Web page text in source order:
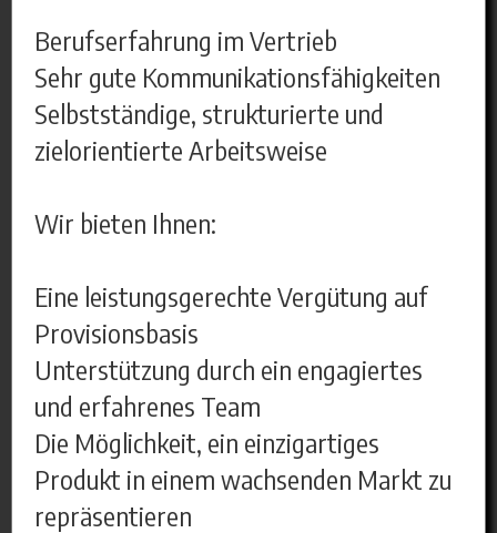
Berufserfahrung im Vertrieb
Sehr gute Kommunikationsfähigkeiten
Selbstständige, strukturierte und
zielorientierte Arbeitsweise
Wir bieten Ihnen:
Eine leistungsgerechte Vergütung auf
Provisionsbasis
Unterstützung durch ein engagiertes
und erfahrenes Team
Die Möglichkeit, ein einzigartiges
Produkt in einem wachsenden Markt zu
repräsentieren